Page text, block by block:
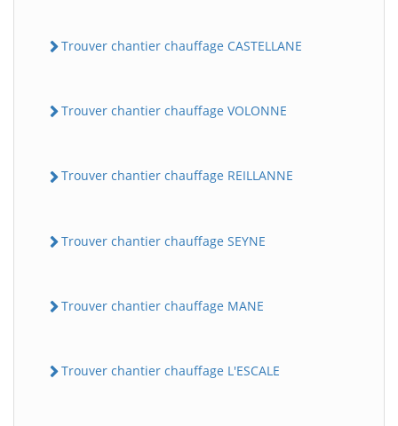
Trouver chantier chauffage CASTELLANE
Trouver chantier chauffage VOLONNE
Trouver chantier chauffage REILLANNE
Trouver chantier chauffage SEYNE
Trouver chantier chauffage MANE
Trouver chantier chauffage L'ESCALE